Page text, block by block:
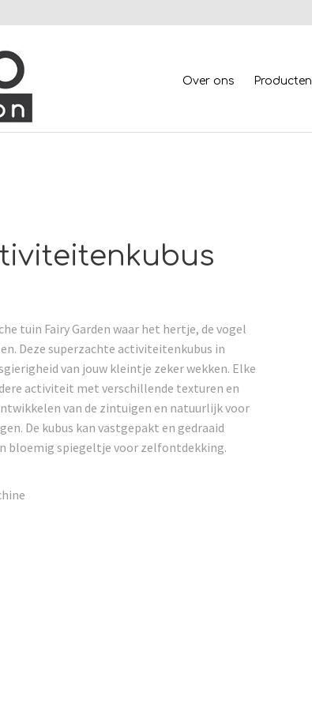
Over ons Producten
tuin Fairy Garden waar het hertje, de vogel
Deze superzachte activiteitenkubus in
van jouw kleintje zeker wekken. Elke
activiteit met verschillende texturen en
van de zintuigen en natuurlijk voor
De kubus kan vastgepakt en gedraaid
bloemig spiegeltje voor zelfontdekking.